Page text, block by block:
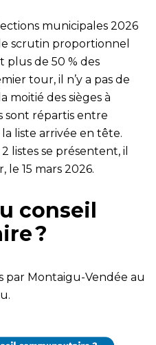
municipales 2026
scrutin proportionnel
plus de 50 % des
tour, il n’y a pas de
moitié des sièges à
sont répartis entre
liste arrivée en tête.
listes se présentent, il
le 15 mars 2026.
conseil
?
par Montaigu-Vendée au